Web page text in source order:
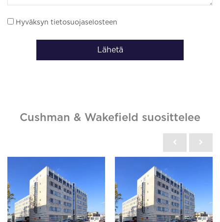
Hyväksyn tietosuojaselosteen
Lähetä
Cushman & Wakefield suosittelee